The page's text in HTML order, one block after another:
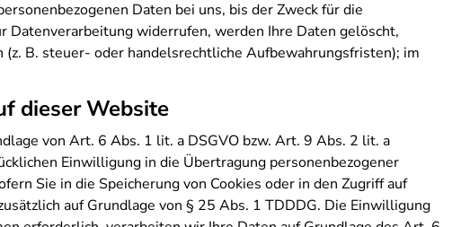
Daten bei uns, bis der Zweck für die
widerrufen, werden Ihre Daten gelöscht,
B. steuer- oder handelsrechtliche Aufbewahrungsfristen); im
dieser Website
von Art. 6 Abs. 1 lit. a DSGVO bzw. Art. 9 Abs. 2 lit. a
Einwilligung in die Übertragung personenbezogener
Sie in die Speicherung von Cookies oder in den Zugriff auf
auf Grundlage von § 25 Abs. 1 TDDDG. Die Einwilligung